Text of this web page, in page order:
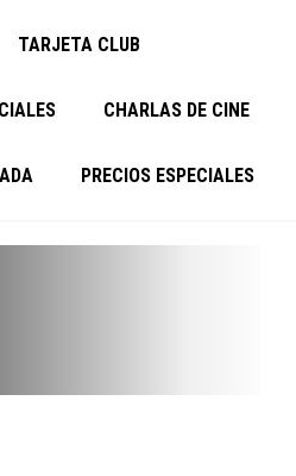
TARJETA CLUB
CHARLAS DE CINE
PRECIOS ESPECIALES